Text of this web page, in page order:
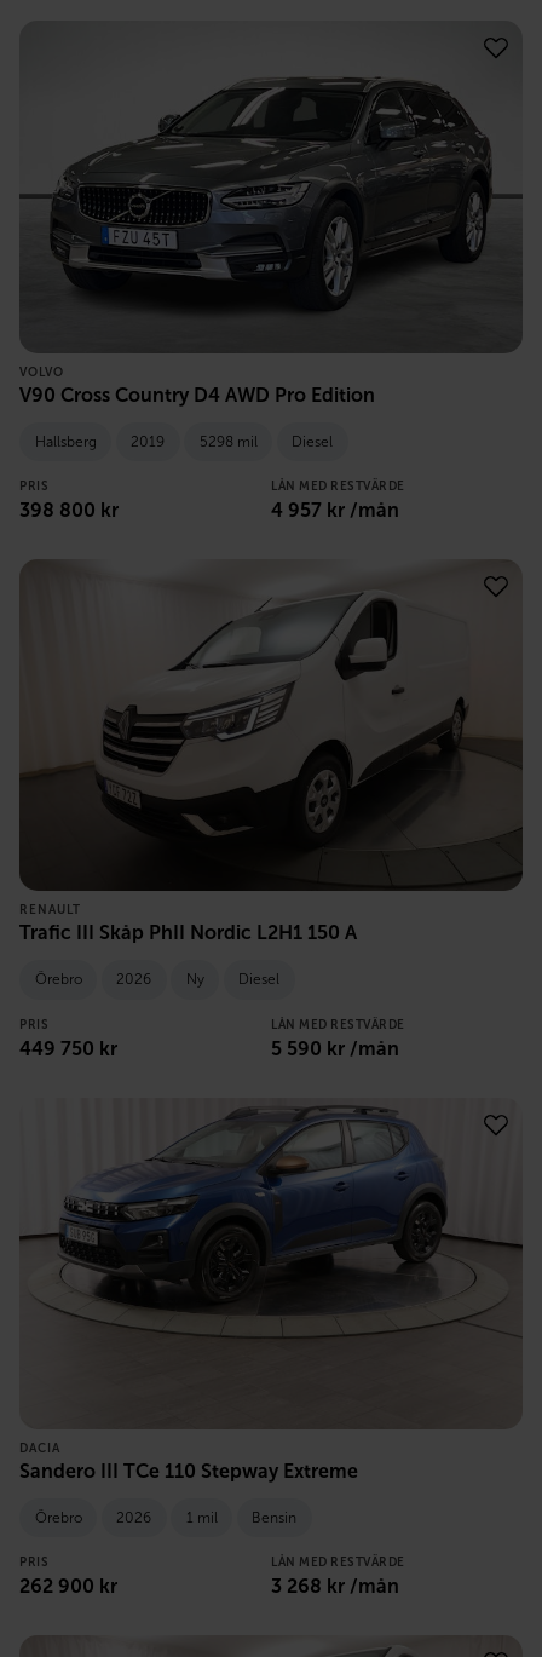
VOLVO
V90 Cross Country D4 AWD Pro Edition
Hallsberg 2019 5298 mil Diesel
PRIS
398 800 kr
LÅN MED RESTVÄRDE
4 957 kr /mån
RENAULT
Trafic III Skåp PhII Nordic L2H1 150 A
Örebro 2026 Ny Diesel
PRIS
449 750 kr
LÅN MED RESTVÄRDE
5 590 kr /mån
DACIA
Sandero III TCe 110 Stepway Extreme
Örebro 2026 1 mil Bensin
PRIS
262 900 kr
LÅN MED RESTVÄRDE
3 268 kr /mån